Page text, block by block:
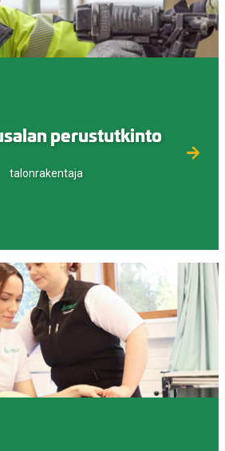
perustutkinto
talonrakentaja